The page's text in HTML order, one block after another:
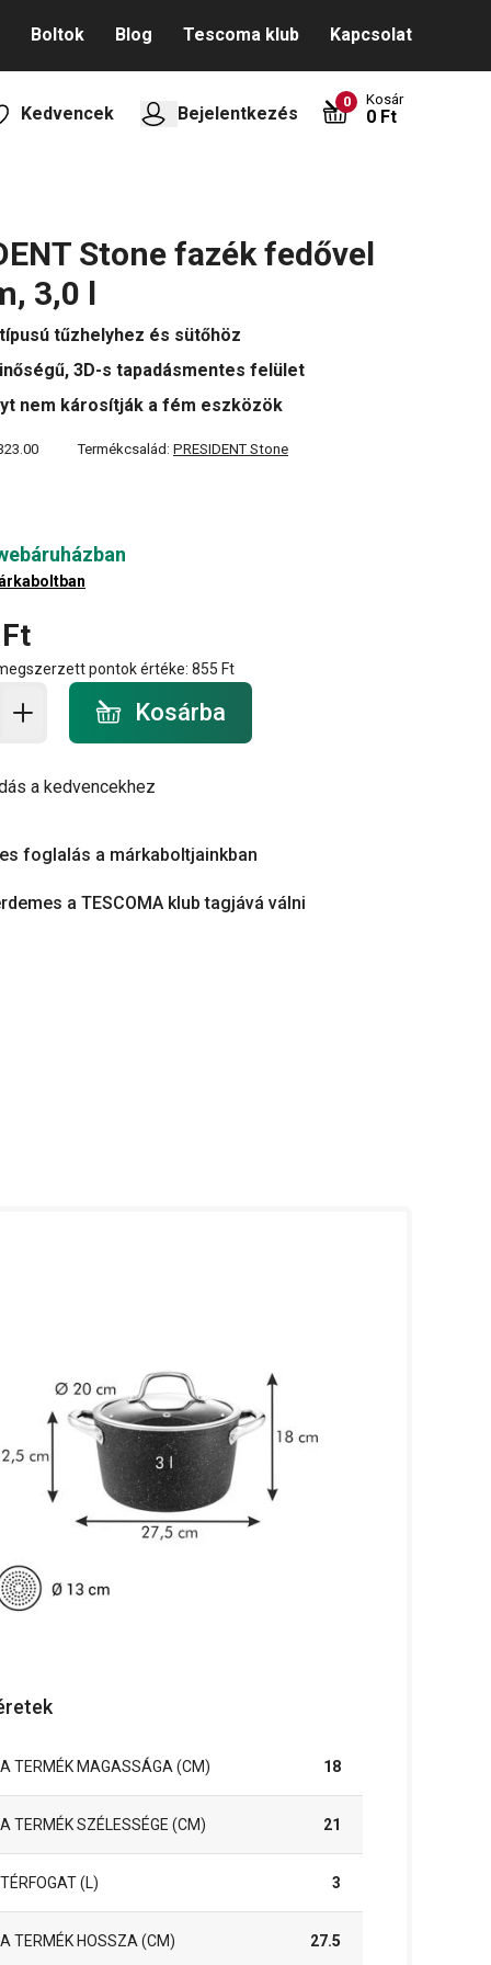
Boltok Blog Tescoma klub Kapcsolat
Kedvencek Bejelentkezés
0 Kosár
0 Ft
Stone fazék fedővel
3,0 l
tűzhelyhez és sütőhöz
3D-s tapadásmentes felület
nem károsítják a fém eszközök
Termékcsalád: PRESIDENT Stone
pontok értéke: 855 Ft
- mennyiség
Kosárba
a kedvencekhez
foglalás a márkaboltjainkban
a TESCOMA klub tagjává válni
A TERMÉK MAGASSÁGA (CM) 18
A TERMÉK SZÉLESSÉGE (CM) 21
TÉRFOGAT (L) 3
A TERMÉK HOSSZA (CM) 27.5